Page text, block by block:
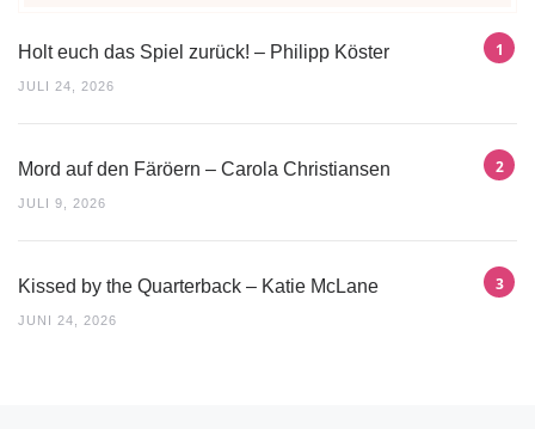
Holt euch das Spiel zurück! – Philipp Köster
JULI 24, 2026
Mord auf den Färöern – Carola Christiansen
JULI 9, 2026
Kissed by the Quarterback – Katie McLane
JUNI 24, 2026